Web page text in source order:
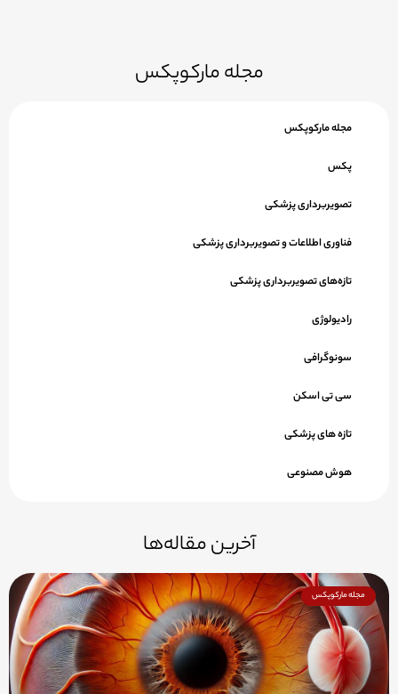
مجله مارکوپکس
مجله مارکوپکس
پکس
تصویربرداری پزشکی
فناوری اطلاعات و تصویربرداری پزشکی
تازه‌های تصویربرداری پزشکی
رادیولوژی
سونوگرافی
سی تی اسکن
تازه های پزشکی
هوش مصنوعی
آخرین مقاله‌ها
مجله مارکوپکس